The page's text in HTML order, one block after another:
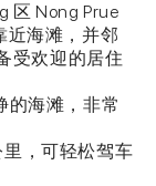
区 Nong Prue
近海滩，并邻
受欢迎的居住
的海滩，非常
，可轻松驾车